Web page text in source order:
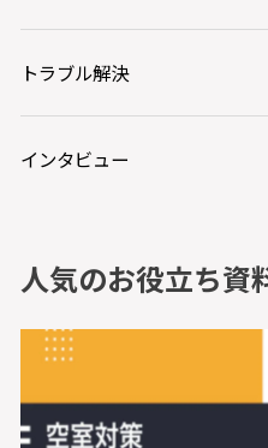
トラブル解決
インタビュー
人気のお役立ち資